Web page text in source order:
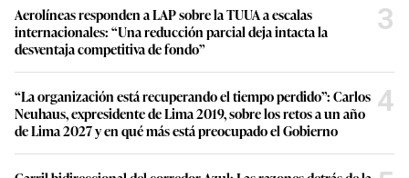
Aerolíneas responden a LAP sobre la TUUA a escalas
internacionales: “Una reducción parcial deja intacta la
desventaja competitiva de fondo”
3
“La organización está recuperando el tiempo perdido”: Carlos
Neuhaus, expresidente de Lima 2019, sobre los retos a un año
de Lima 2027 y en qué más está preocupado el Gobierno
4